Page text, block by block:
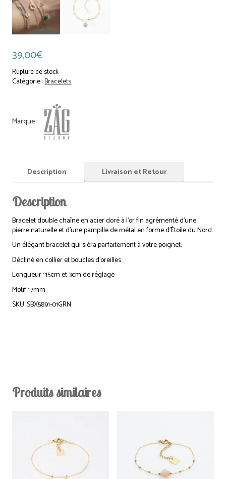
39,00€
Rupture de stock
Catégorie :Bracelets
Description Livraison et Retour
Description
Bracelet double chaîne en acier doré à l’or fin agrémenté d’une
pierre naturelle et d’une pampille de métal en forme d’Étoile du Nord.
Un élégant bracelet qui siéra parfaitement à votre poignet.
Décliné en collier et boucles d’oreilles
Longueur : 15cm et 3cm de réglage
Motif : 7mm
SKU: SBX5891-01GRN
Produits similaires